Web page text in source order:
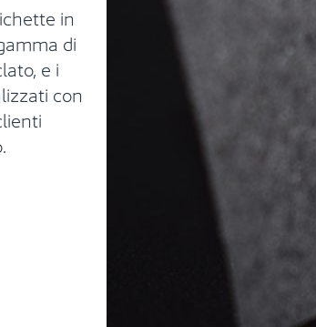
in
di
e i
con